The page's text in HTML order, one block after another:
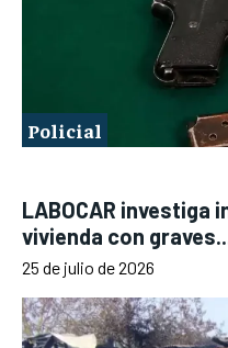
Policial
LABOCAR investiga
vivienda con
25 de julio de 2026